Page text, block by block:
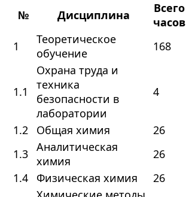
№
Дисциплина
Всего
часов
1
Теоретическое
обучение
168
1.1
Охрана труда и
техника
безопасности в
лаборатории
4
1.2 Общая химия 26
1.3 Аналитическая
химия
26
1.4
Физическая химия 26